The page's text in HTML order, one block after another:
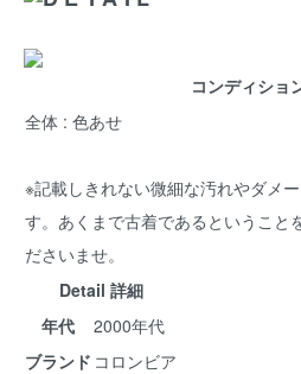
コンディショ
全体 : 色あせ
※記載しきれない微細な汚れやダメ
す。あくまで古着であるということ
ださいませ。
Detail 詳細
年代
2000年代
ブランド コロンビア